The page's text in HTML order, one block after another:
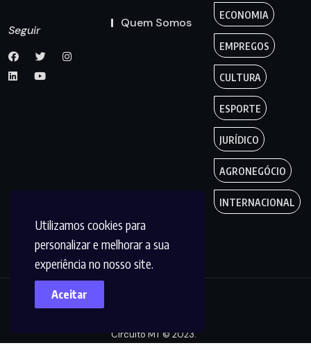
Utilizamos cookies para
personalizar e melhorar a sua
experiência no nosso site.
Aceitar
Seguir
Quem Somos
ECONOMIA
EMPREGOS
CULTURA
ESPORTE
JURÍDICO
AGRONEGÓCIO
INTERNACIONAL
Circuito MT © 2023.